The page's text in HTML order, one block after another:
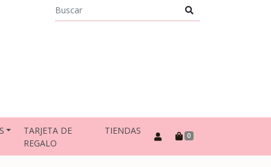
TARJETA DE
REGALO
TIENDAS 0